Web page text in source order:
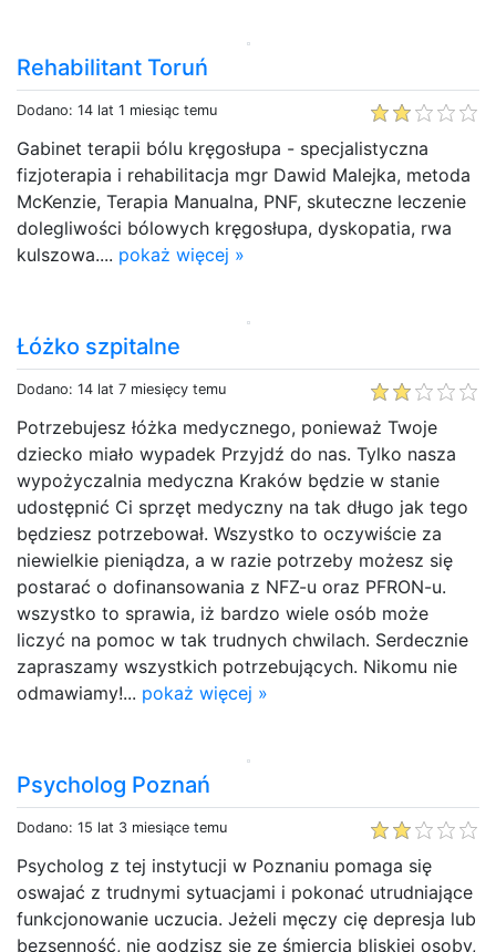
Rehabilitant Toruń
Dodano: 14 lat 1 miesiąc temu
Gabinet terapii bólu kręgosłupa - specjalistyczna
fizjoterapia i rehabilitacja mgr Dawid Malejka, metoda
McKenzie, Terapia Manualna, PNF, skuteczne leczenie
dolegliwości bólowych kręgosłupa, dyskopatia, rwa
kulszowa.... pokaż więcej »
Łóżko szpitalne
Dodano: 14 lat 7 miesięcy temu
Potrzebujesz łóżka medycznego, ponieważ Twoje
dziecko miało wypadek Przyjdź do nas. Tylko nasza
wypożyczalnia medyczna Kraków będzie w stanie
udostępnić Ci sprzęt medyczny na tak długo jak tego
będziesz potrzebował. Wszystko to oczywiście za
niewielkie pieniądza, a w razie potrzeby możesz się
postarać o dofinansowania z NFZ-u oraz PFRON-u.
wszystko to sprawia, iż bardzo wiele osób może
liczyć na pomoc w tak trudnych chwilach. Serdecznie
zapraszamy wszystkich potrzebujących. Nikomu nie
odmawiamy!... pokaż więcej »
Psycholog Poznań
Dodano: 15 lat 3 miesiące temu
Psycholog z tej instytucji w Poznaniu pomaga się
oswajać z trudnymi sytuacjami i pokonać utrudniające
funkcjonowanie uczucia. Jeżeli męczy cię depresja lub
bezsenność, nie godzisz się ze śmiercią bliskiej osoby,